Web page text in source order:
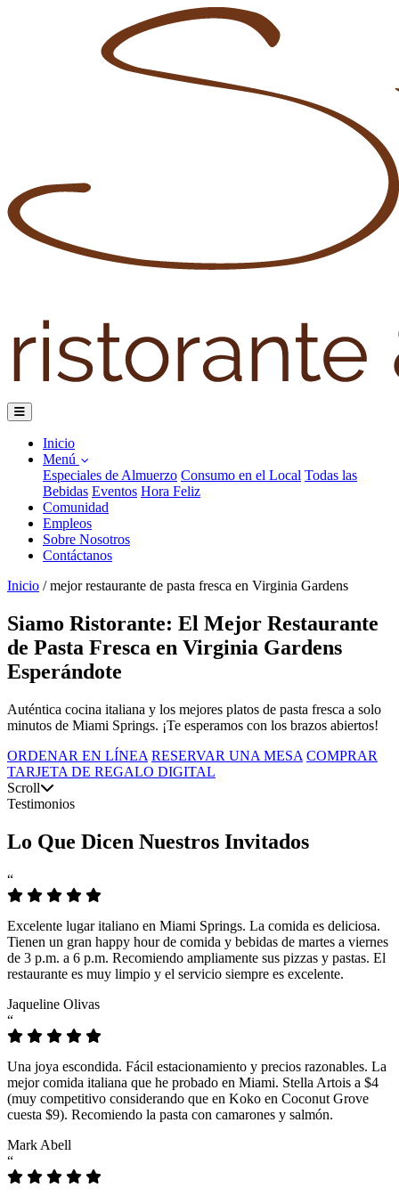
Inicio
Menú
Especiales de Almuerzo Consumo en el Local Todas las
Bebidas Eventos Hora Feliz
Comunidad
Empleos
Sobre Nosotros
Contáctanos
Inicio / mejor restaurante de pasta fresca en Virginia Gardens
Siamo Ristorante: El Mejor Restaurante
de Pasta Fresca en Virginia Gardens
Esperándote
Auténtica cocina italiana y los mejores platos de pasta fresca a solo
minutos de Miami Springs. ¡Te esperamos con los brazos abiertos!
ORDENAR EN LÍNEA RESERVAR UNA MESA COMPRAR
TARJETA DE REGALO DIGITAL
Scroll
Testimonios
Lo Que Dicen Nuestros Invitados
“
Excelente lugar italiano en Miami Springs. La comida es deliciosa.
Tienen un gran happy hour de comida y bebidas de martes a viernes
de 3 p.m. a 6 p.m. Recomiendo ampliamente sus pizzas y pastas. El
restaurante es muy limpio y el servicio siempre es excelente.
Jaqueline Olivas
“
Una joya escondida. Fácil estacionamiento y precios razonables. La
mejor comida italiana que he probado en Miami. Stella Artois a $4
(muy competitivo considerando que en Koko en Coconut Grove
cuesta $9). Recomiendo la pasta con camarones y salmón.
Mark Abell
“